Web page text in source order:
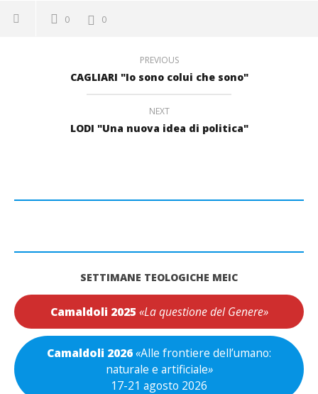
0 0
PREVIOUS
CAGLIARI "Io sono colui che sono"
NEXT
LODI "Una nuova idea di politica"
SETTIMANE TEOLOGICHE MEIC
Camaldoli 2025 «La questione del Genere»
Camaldoli 2026«Alle frontiere dell’umano:
naturale e artificiale»
17-21 agosto 2026